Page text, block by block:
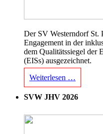
Der SV Westerndorf St.
Engagement in der
dem Qualitätssiegel der
(EISs) ausgezeichnet.
Weiterlesen …
SVW JHV 2026